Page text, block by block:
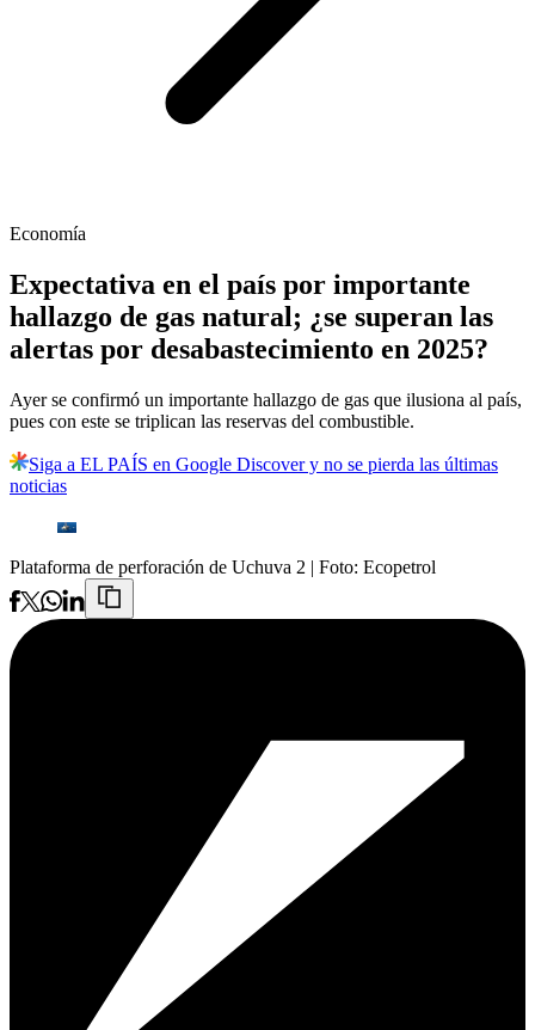
Economía
Expectativa en el país por importante
hallazgo de gas natural; ¿se superan las
alertas por desabastecimiento en 2025?
Ayer se confirmó un importante hallazgo de gas que ilusiona al país,
pues con este se triplican las reservas del combustible.
Siga a EL PAÍS en Google Discover y no se pierda las últimas
noticias
Plataforma de perforación de Uchuva 2 | Foto: Ecopetrol